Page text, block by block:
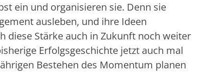
ein und organisieren sie. Denn sie
ausleben, und ihre Ideen
diese Stärke auch in Zukunft noch weiter
Erfolgsgeschichte jetzt auch mal
Bestehen des Momentum planen